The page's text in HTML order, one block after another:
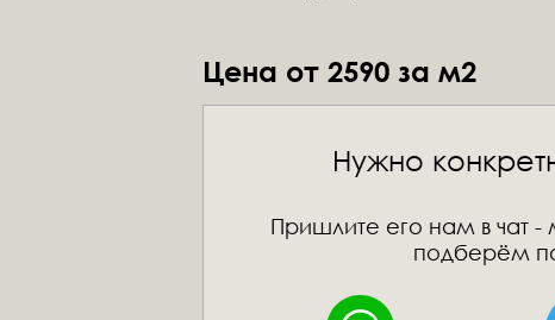
Цена от 2590 за м2
Нужно
Пришлите его нам в чат
подберём